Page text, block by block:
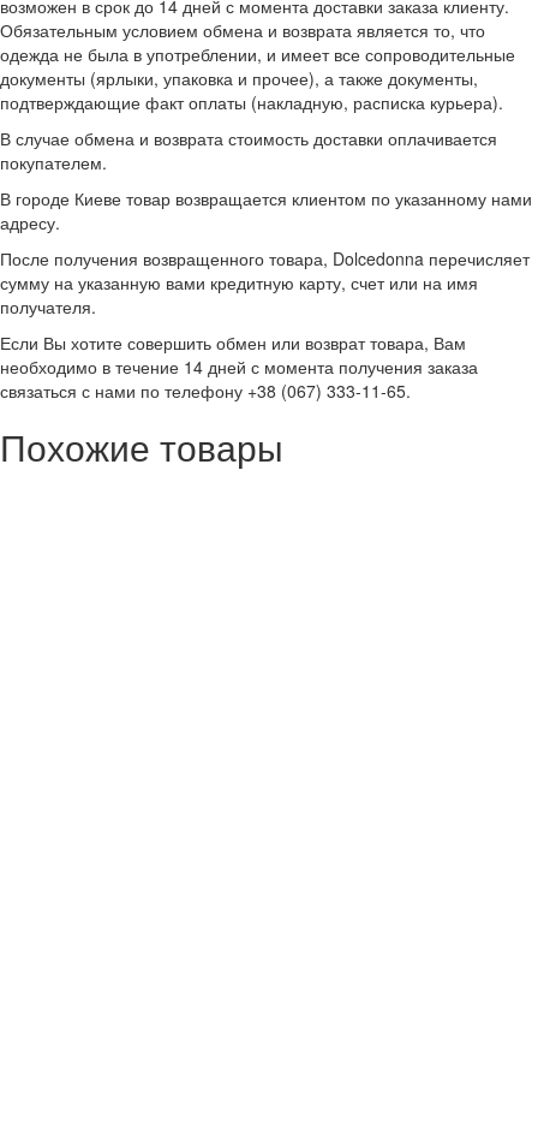
возможен в срок до 14 дней с момента доставки заказа клиенту.
Обязательным условием обмена и возврата является то, что
одежда не была в употреблении, и имеет все сопроводительные
документы (ярлыки, упаковка и прочее), а также документы,
подтверждающие факт оплаты (накладную, расписка курьера).
В случае обмена и возврата стоимость доставки оплачивается
покупателем.
В городе Киеве товар возвращается клиентом по указанному нами
адресу.
После получения возвращенного товара, Dolcedonna перечисляет
сумму на указанную вами кредитную карту, счет или на имя
получателя.
Если Вы хотите совершить обмен или возврат товара, Вам
необходимо в течение 14 дней с момента получения заказа
связаться с нами по телефону +38 (067) 333-11-65.
Похожие товары